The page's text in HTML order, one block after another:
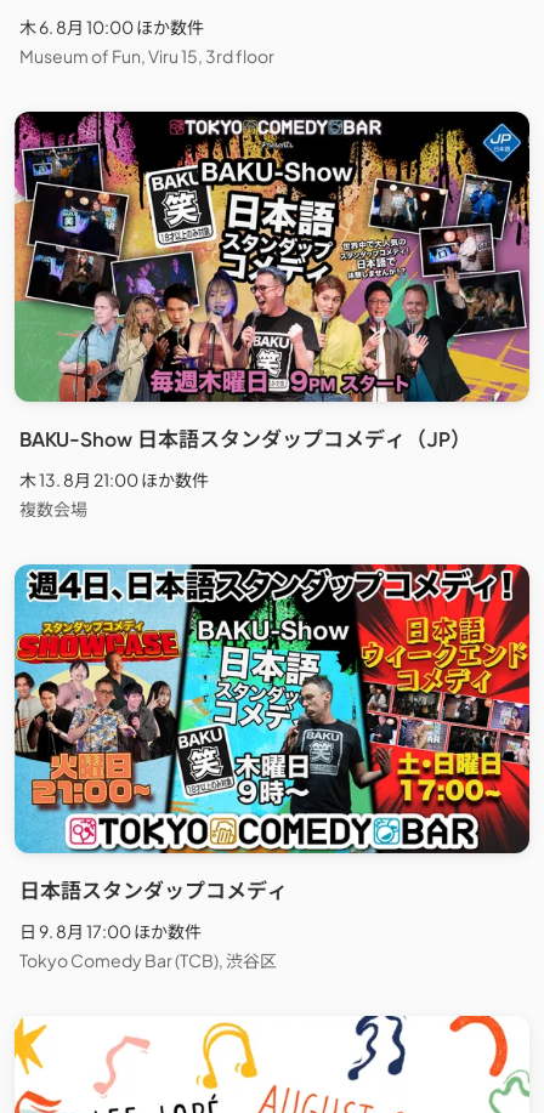
木 6. 8月 10:00 ほか数件
Museum of Fun, Viru 15, 3rd floor
BAKU-Show 日本語スタンダップコメディ（JP）
木 13. 8月 21:00 ほか数件
複数会場
日本語スタンダップコメディ
日 9. 8月 17:00 ほか数件
Tokyo Comedy Bar (TCB), 渋谷区